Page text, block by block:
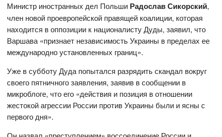
Министр иностранных дел Польши Радослав Сикорский,
член новой проевропейской правящей коалиции, которая
находится в оппозиции к националисту Дуды, заявил, что
Варшава «признает независимость Украины в пределах ее
международно установленных границ».
Уже в субботу Дуда попытался разрядить скандал вокруг
своего пятничного заявления, заявив в сообщении в
микроблоге, что его «действия и позиция в отношении
жестокой агрессии России против Украины были и ясны с
первого дня».